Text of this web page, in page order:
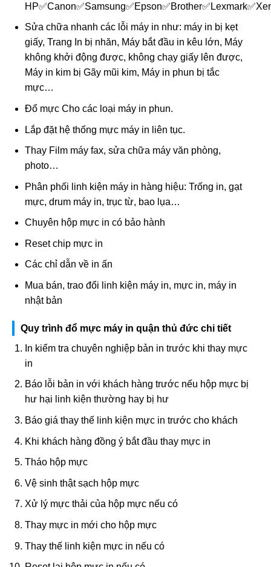
Sửa chữa nhanh các lỗi máy in như: máy in bị kẹt
giấy, Trang In bị nhăn, Máy bắt đầu in kêu lớn, Máy
không khởi động được, không chạy giấy lên được,
Máy in kim bị Gãy mũi kim, Máy in phun bị tắc
mực…
Đổ mực Cho các loại máy in phun.
Lắp đặt hệ thống mực máy in liên tục.
Thay Film máy fax, sửa chữa máy văn phòng,
photo…
Phân phối linh kiện máy in hàng hiệu: Trống in, gạt
mực, drum máy in, trục từ, bao lụa…
Chuyên hộp mực in có bảo hành
Reset chip mực in
Các chỉ dẫn về in ấn
Mua bán, trao đổi linh kiện máy in, mực in, máy in
nhật bản
Quy trình đổ mực máy in quận thủ đức chi tiết
In kiểm tra chuyên nghiệp bản in trước khi thay mực
in
Báo lỗi bản in với khách hàng trước nếu hộp mực bị
hư hại linh kiện thường hay bị hư
Báo giá thay thế linh kiện mực in trước cho khách
Khi khách hàng đồng ý bắt đầu thay mực in
Tháo hộp mực
Vệ sinh thật sạch hộp mực
Xử lý mực thải của hộp mực nếu có
Thay mực in mới cho hộp mực
Thay thế linh kiện mực in nếu có